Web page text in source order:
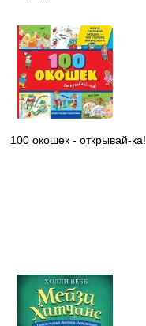
100 окошек - открывай-ка!